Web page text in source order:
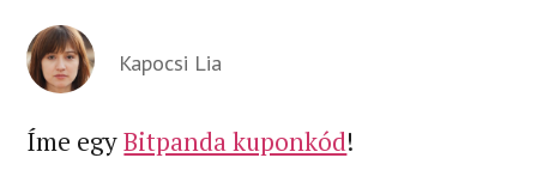
Kapocsi Lia
Íme egyBitpanda kuponkód!